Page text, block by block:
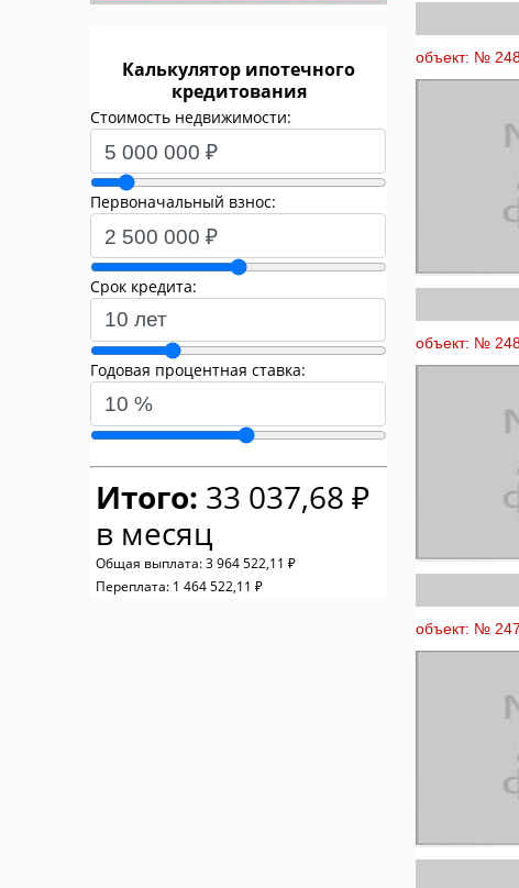
объект: №
объект: №
объект: №
Калькулятор ипотечного
кредитования
Стоимость недвижимости:
Первоначальный взнос:
Срок кредита:
Годовая процентная ставка:
Итого: 33 037,68 ₽
в месяц
Общая выплата: 3 964 522,11 ₽
Переплата: 1 464 522,11 ₽